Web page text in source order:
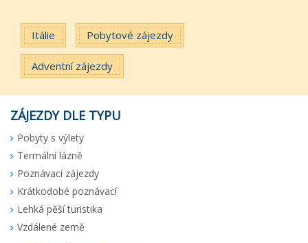
Itálie Pobytové zájezdy
Adventní zájezdy
ZÁJEZDY DLE TYPU
Pobyty s výlety
Termální lázně
Poznávací zájezdy
Krátkodobé poznávací
Lehká pěší turistika
Vzdálené země